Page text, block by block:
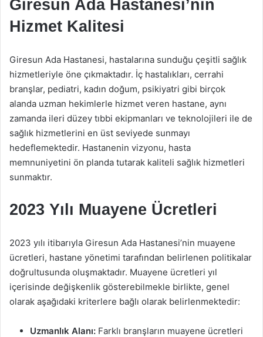
Giresun Ada Hastanesi’nin
Hizmet Kalitesi
Giresun Ada Hastanesi, hastalarına sunduğu çeşitli sağlık
hizmetleriyle öne çıkmaktadır. İç hastalıkları, cerrahi
branşlar, pediatri, kadın doğum, psikiyatri gibi birçok
alanda uzman hekimlerle hizmet veren hastane, aynı
zamanda ileri düzey tıbbi ekipmanları ve teknolojileri ile de
sağlık hizmetlerini en üst seviyede sunmayı
hedeflemektedir. Hastanenin vizyonu, hasta
memnuniyetini ön planda tutarak kaliteli sağlık hizmetleri
sunmaktır.
2023 Yılı Muayene Ücretleri
2023 yılı itibarıyla Giresun Ada Hastanesi’nin muayene
ücretleri, hastane yönetimi tarafından belirlenen politikalar
doğrultusunda oluşmaktadır. Muayene ücretleri yıl
içerisinde değişkenlik gösterebilmekle birlikte, genel
olarak aşağıdaki kriterlere bağlı olarak belirlenmektedir:
Uzmanlık Alanı: Farklı branşların muayene ücretleri